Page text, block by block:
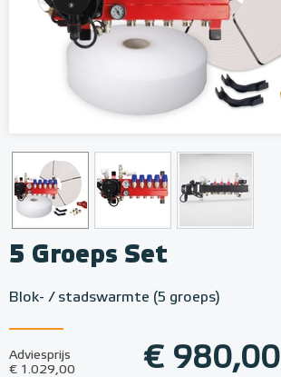
5 Groeps Set
Blok- / stadswarmte (5 groeps)
Adviesprijs
€ 1.029,00
€ 980,00